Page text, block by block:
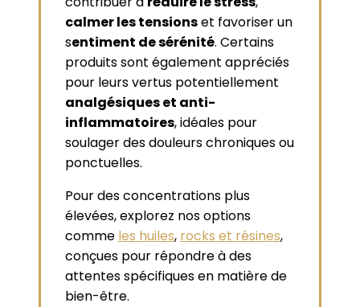
calmer les tensionset favoriser un
sentiment de sérénité. Certains
produits sont également appréciés
pour leurs vertus potentiellement
analgésiques et anti-
inflammatoires, idéales pour
soulager des douleurs chroniques ou
ponctuelles.
Pour des concentrations plus
élevées, explorez nos options
comme les huiles, rocks et résines,
conçues pour répondre à des
attentes spécifiques en matière de
bien-être.